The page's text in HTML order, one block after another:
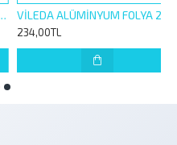
VİLEDA ALÜMİNYUM FOLYA 25M
234,00TL